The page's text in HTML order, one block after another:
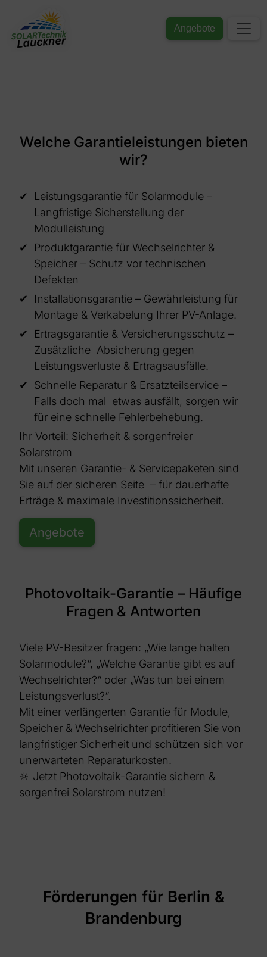
Angebote
Welche Garantieleistungen bieten
wir?
Leistungsgarantie für Solarmodule –
Langfristige Sicherstellung der
Modulleistung
Produktgarantie für Wechselrichter &
Speicher – Schutz vor technischen
Defekten
Installationsgarantie – Gewährleistung für
Montage & Verkabelung Ihrer PV-Anlage.
Ertragsgarantie & Versicherungsschutz –
Zusätzliche Absicherung gegen
Leistungsverluste & Ertragsausfälle.
Schnelle Reparatur & Ersatzteilservice –
Falls doch mal etwas ausfällt, sorgen wir
für eine schnelle Fehlerbehebung.
Ihr Vorteil: Sicherheit & sorgenfreier
Solarstrom
Mit unseren Garantie- & Servicepaketen sind
Sie auf der sicheren Seite – für dauerhafte
Erträge & maximale Investitionssicherheit.
Angebote
Photovoltaik-Garantie – Häufige
Fragen & Antworten
Viele PV-Besitzer fragen: „Wie lange halten
Solarmodule?“, „Welche Garantie gibt es auf
Wechselrichter?“ oder „Was tun bei einem
Leistungsverlust?“.
Mit einer verlängerten Garantie für Module,
Speicher & Wechselrichter profitieren Sie von
langfristiger Sicherheit und schützen sich vor
unerwarteten Reparaturkosten.
🔆 Jetzt Photovoltaik-Garantie sichern &
sorgenfrei Solarstrom nutzen!
Förderungen für Berlin &
Brandenburg